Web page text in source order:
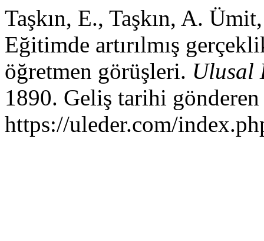
Taşkın, E., Taşkın, A.
Eğitimde artırılmış
öğretmen görüşleri. Ulusal
1890. Geliş tarihi gönderen
https://uleder.com/